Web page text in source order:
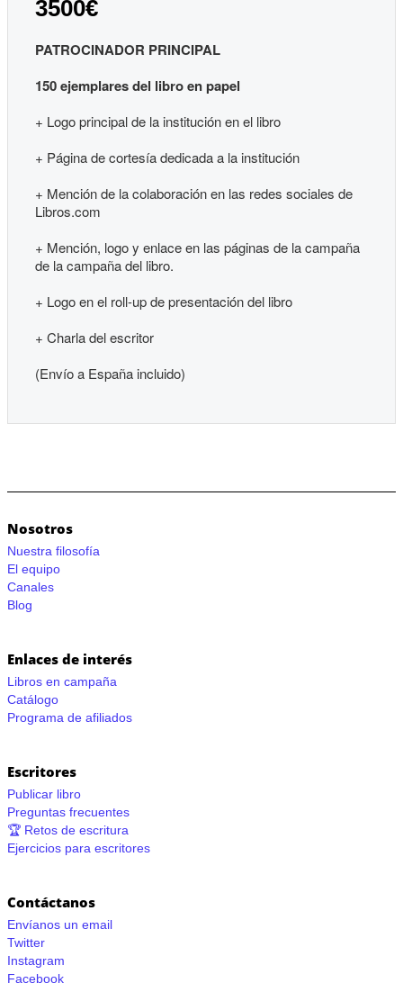
3500€
PATROCINADOR PRINCIPAL
150 ejemplares del libro en papel
+ Logo principal de la institución en el libro
+ Página de cortesía dedicada a la institución
+ Mención de la colaboración en las redes sociales de
Libros.com
+ Mención, logo y enlace en las páginas de la campaña
de la campaña del libro.
+ Logo en el roll-up de presentación del libro
+ Charla del escritor
(Envío a España incluido)
Nosotros
Nuestra filosofía
El equipo
Canales
Blog
Enlaces de interés
Libros en campaña
Catálogo
Programa de afiliados
Escritores
Publicar libro
Preguntas frecuentes
🏆 Retos de escritura
Ejercicios para escritores
Contáctanos
Envíanos un email
Twitter
Instagram
Facebook